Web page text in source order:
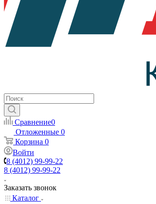
Сравнение0
Отложенные 0
Корзина 0
Войти
8 (4012) 99-99-22
8 (4012) 99-99-22
Заказать звонок
Каталог